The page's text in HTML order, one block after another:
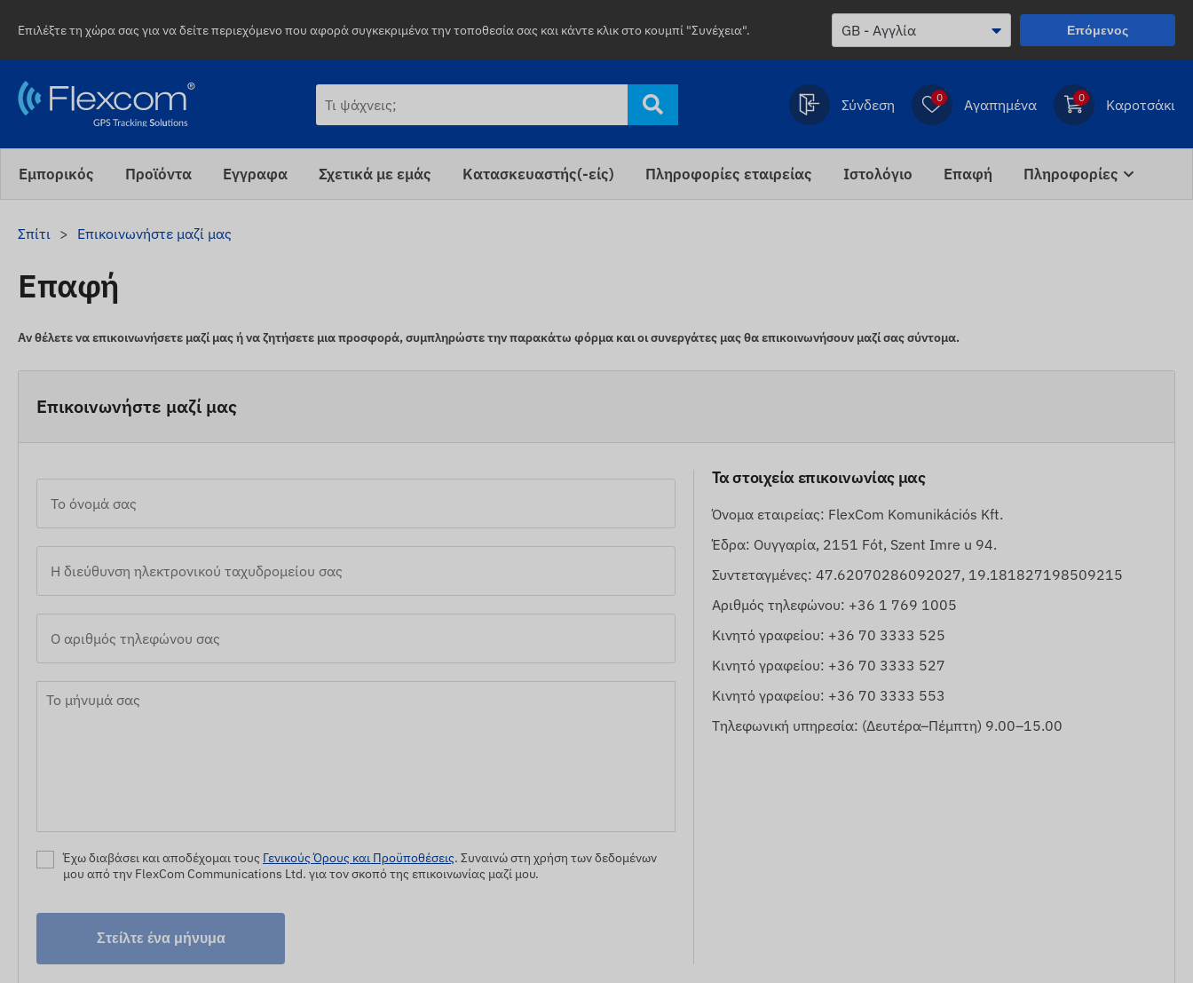
Επιλέξτε τη χώρα σας για να δείτε περιεχόμενο που αφορά συγκεκριμένα την τοποθεσία σας και κάντε κλικ στο κουμπί "Συνέχεια". Επόμενος
Σύνδεση 0 Αγαπημένα 0 Καροτσάκι
Εμπορικός Προϊόντα Εγγραφα Σχετικά με εμάς Κατασκευαστής(-είς) Πληροφορίες εταιρείας Ιστολόγιο Επαφή Πληροφορίες
Σπίτι Επικοινωνήστε μαζί μας
Επαφή
Αν θέλετε να επικοινωνήσετε μαζί μας ή να ζητήσετε μια προσφορά, συμπληρώστε την παρακάτω φόρμα και οι συνεργάτες μας θα επικοινωνήσουν μαζί σας σύντομα.
Επικοινωνήστε μαζί μας
Έχω διαβάσει και αποδέχομαι τους Γενικούς Όρους και Προϋποθέσεις. Συναινώ στη χρήση των δεδομένων
μου από την FlexCom Communications Ltd. για τον σκοπό της επικοινωνίας μαζί μου.
Στείλτε ένα μήνυμα
Τα στοιχεία επικοινωνίας μας
Όνομα εταιρείας: FlexCom Komunikációs Kft.
Έδρα: Ουγγαρία, 2151 Fót, Szent Imre u 94.
Συντεταγμένες: 47.62070286092027, 19.181827198509215
Αριθμός τηλεφώνου: +36 1 769 1005
Κινητό γραφείου: +36 70 3333 525
Κινητό γραφείου: +36 70 3333 527
Κινητό γραφείου: +36 70 3333 553
Τηλεφωνική υπηρεσία: (Δευτέρα–Πέμπτη) 9.00–15.00